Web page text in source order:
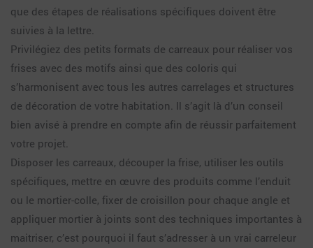
que des étapes de réalisations spécifiques doivent être
suivies à la lettre.
Privilégiez des petits formats de carreaux pour réaliser vos
frises avec des motifs ainsi que des coloris qui
s’harmonisent avec tous les autres carrelages et structures
de décoration de votre habitation. Il s’agit là d’un conseil
bien avisé à prendre en compte afin de réussir parfaitement
votre projet.
Disposer les carreaux, découper la frise, utiliser les outils
spécifiques, mettre en œuvre des produits comme l’enduit
ou le mortier-colle, fixer de croisillon pour chaque angle et
appliquer mortier à joints sont des techniques importantes à
maitriser, c’est pourquoi il faut s’adresser à un vrai carreleur